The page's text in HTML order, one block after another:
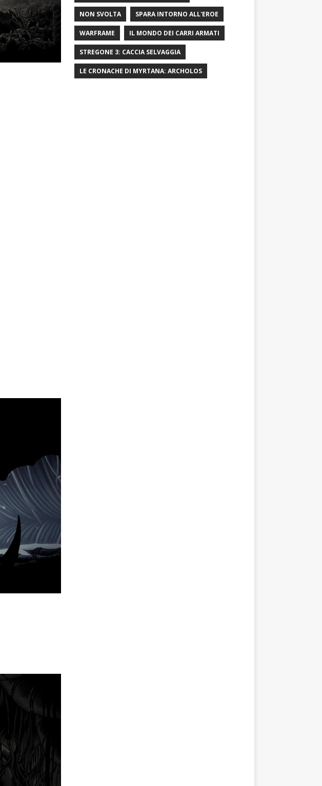
NON SVOLTA SPARA INTORNO ALL'EROE
WARFRAME IL MONDO DEI CARRI ARMATI
STREGONE 3: CACCIA SELVAGGIA
LE CRONACHE DI MYRTANA: ARCHOLOS